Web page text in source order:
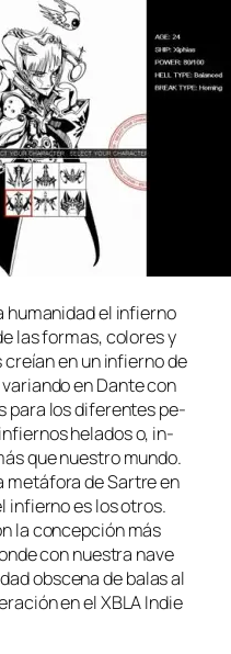
hu­ma­ni­dad el in­fierno
las for­mas, co­lo­res y
en un in­fierno de
en Dante con
pa­ra los di­fe­ren­tes pe­
he­la­dos o, in­
que nues­tro mun­do.
me­tá­fo­ra de Sartre en
in­fierno es los otros.
la con­cep­ción más
con nues­tra na­ve
obs­ce­na de ba­las al
en el XBLA Indie